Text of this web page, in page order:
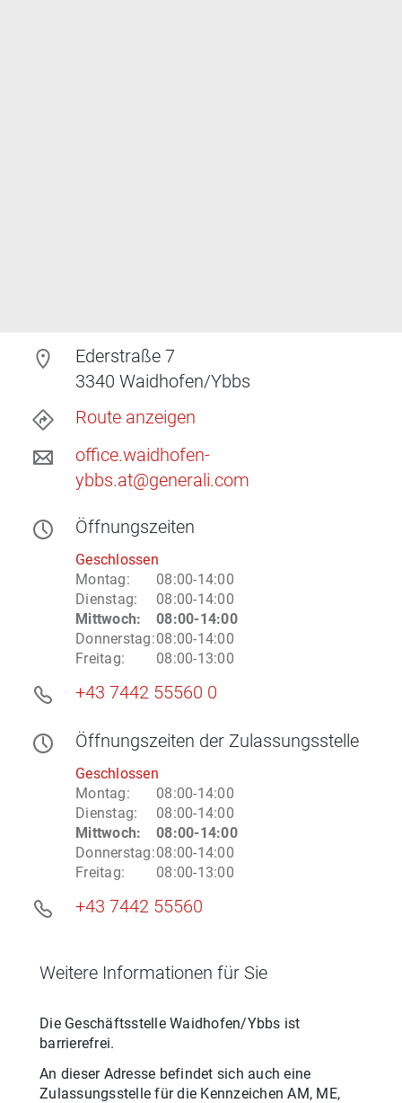
Ederstraße 7
3340 Waidhofen/Ybbs
Route anzeigen
office.waidhofen-
ybbs.at@generali.com
Öffnungszeiten
Geschlossen
Montag:
08:00-14:00
Dienstag:
08:00-14:00
Mittwoch:
08:00-14:00
Donnerstag:08:00-14:00
Freitag: 08:00-13:00
+43 7442 55560 0
Öffnungszeiten der Zulassungsstelle
Geschlossen
Montag:
08:00-14:00
Dienstag:
08:00-14:00
Mittwoch:
08:00-14:00
Donnerstag:08:00-14:00
Freitag: 08:00-13:00
+43 7442 55560
Weitere Informationen für Sie
Die Geschäftsstelle Waidhofen/Ybbs ist
barrierefrei.
An dieser Adresse befindet sich auch eine
Zulassungsstelle für die KennzeichenAM, ME,